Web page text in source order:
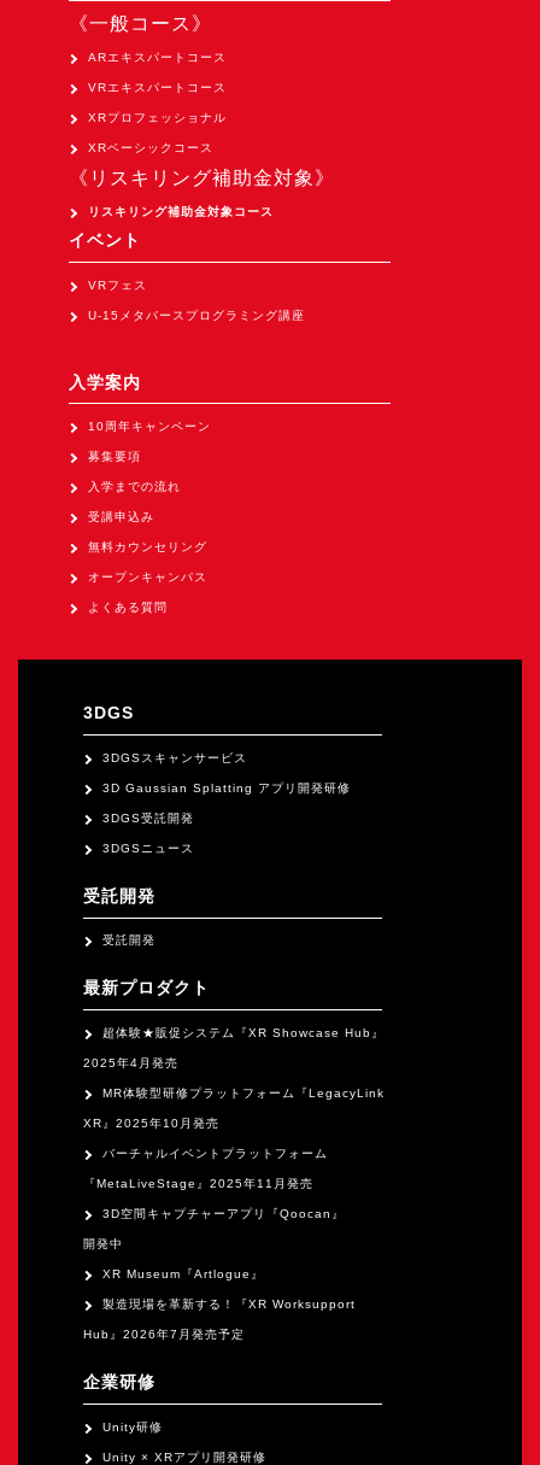
《一般コース》
ARエキスパートコース
VRエキスパートコース
XRプロフェッショナル
XRベーシックコース
《リスキリング補助金対象》
リスキリング補助金対象コース
イベント
VRフェス
U-15メタバースプログラミング講座
入学案内
10周年キャンペーン
募集要項
入学までの流れ
受講申込み
無料カウンセリング
オープンキャンパス
よくある質問
3DGS
3DGSスキャンサービス
3D Gaussian Splatting アプリ開発研修
3DGS受託開発
3DGSニュース
受託開発
受託開発
最新プロダクト
超体験★販促システム『XR Showcase Hub』
2025年4月発売
MR体験型研修プラットフォーム『LegacyLink
XR』2025年10月発売
バーチャルイベントプラットフォーム
『MetaLiveStage』2025年11月発売
3D空間キャプチャーアプリ『Qoocan』
開発中
XR Museum『Artlogue』
製造現場を革新する！『XR Worksupport
Hub』2026年7月発売予定
企業研修
Unity研修
Unity × XRアプリ開発研修